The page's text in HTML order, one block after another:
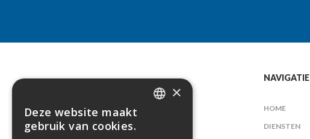
NAVIGATIE
HOME
DIENSTEN
×
Deze website maakt
gebruik van cookies.